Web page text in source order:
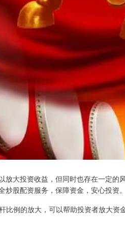
放大投资收益，但同时也存在一定
炒股配资服务，保障资金，安心投资。
比例的放大，可以帮助投资者放大资